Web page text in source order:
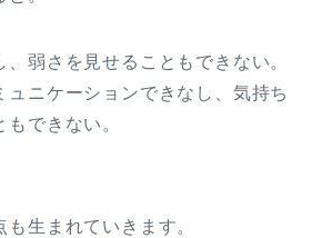
、弱さを見せることもできない。
ュニケーションできなし、気持ち
できない。
生まれていきます。